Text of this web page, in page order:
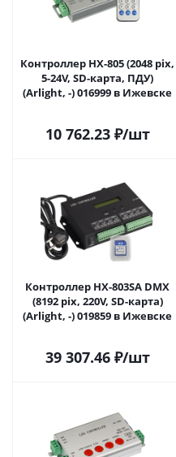
Контроллер HX-805 (2048 pix,
5-24V, SD-карта, ПДУ)
(Arlight, -) 016999 в Ижевске
10 762.23₽/шт
Контроллер HX-803SA DMX
(8192 pix, 220V, SD-карта)
(Arlight, -) 019859 в Ижевске
39 307.46₽/шт